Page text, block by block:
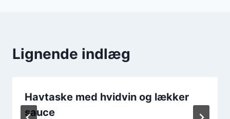
Lignende indlæg
Havtaske med hvidvin og lækker
sauce